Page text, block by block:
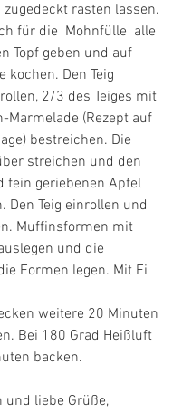
rasten lassen.
für die  Mohnfülle  alle
Topf geben und auf
kochen. Den Teig
2/3 des Teiges mit
Marmelade (Rezept auf
bestreichen. Die
streichen und den
fein geriebenen Apfel
Den Teig einrollen und
Muffinsformen mit
und die
Formen legen. Mit Ei
weitere 20 Minuten
Bei 180 Grad Heißluft
backen.
und liebe Grüße,